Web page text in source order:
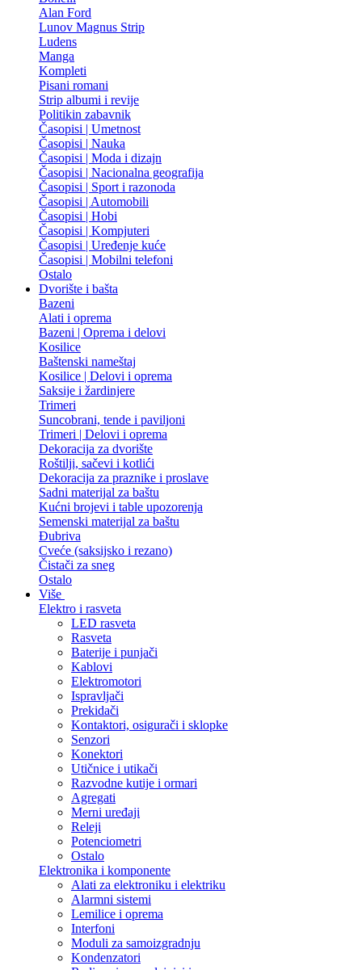
Alan Ford
Lunov Magnus Strip
Ludens
Manga
Kompleti
Pisani romani
Strip albumi i revije
Politikin zabavnik
Časopisi | Umetnost
Časopisi | Nauka
Časopisi | Moda i dizajn
Časopisi | Nacionalna geografija
Časopisi | Sport i razonoda
Časopisi | Automobili
Časopisi | Hobi
Časopisi | Kompjuteri
Časopisi | Uređenje kuće
Časopisi | Mobilni telefoni
Ostalo
Dvorište i bašta
Bazeni
Alati i oprema
Bazeni | Oprema i delovi
Kosilice
Baštenski nameštaj
Kosilice | Delovi i oprema
Saksije i žardinjere
Trimeri
Suncobrani, tende i paviljoni
Trimeri | Delovi i oprema
Dekoracija za dvorište
Roštilji, sačevi i kotlići
Dekoracija za praznike i proslave
Sadni materijal za baštu
Kućni brojevi i table upozorenja
Semenski materijal za baštu
Đubriva
Cveće (saksijsko i rezano)
Čistači za sneg
Ostalo
Više
Elektro i rasveta
LED rasveta
Rasveta
Baterije i punjači
Kablovi
Elektromotori
Ispravljači
Prekidači
Kontaktori, osigurači i sklopke
Senzori
Konektori
Utičnice i utikači
Razvodne kutije i ormari
Agregati
Merni uređaji
Releji
Potenciometri
Ostalo
Elektronika i komponente
Alati za elektroniku i elektriku
Alarmni sistemi
Lemilice i oprema
Interfoni
Moduli za samoizgradnju
Kondenzatori